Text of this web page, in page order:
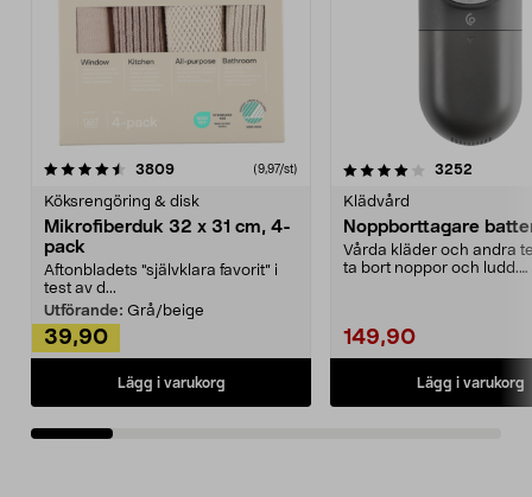
3809recensioner (9,97/st)
Köksrengöring & disk
Mikrofiberduk 32 x 31 cm, 4-
pack
Aftonbladets "självklara favorit” i
test av d...
Utförande: Grå/beige
39,90
Lägg i varukorg
4.0av 5 stjärnor 3252
Klädvård
Noppborttagare
Vårda kläder och andra
ta bort noppor och ludd.
149,90
Lägg i varukorg
4.5av 5 stjärnor